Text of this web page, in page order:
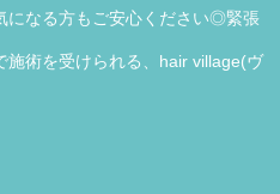
になる方もご安心ください◎緊張
施術を受けられる、hair village(ヴ